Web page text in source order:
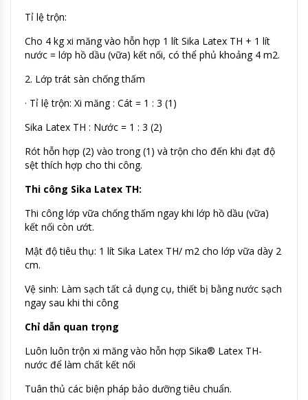
Tỉ lệ trộn:
Cho 4 kg xi măng vào hỗn hợp 1 lít Sika Latex TH + 1 lít
nước = lớp hồ dầu (vữa) kết nối, có thể phủ khoảng 4 m2.
2. Lớp trát sàn chống thấm
· Tỉ lệ trộn: Xi măng : Cát = 1 : 3 (1)
Sika Latex TH : Nước = 1 : 3 (2)
Rót hỗn hợp (2) vào trong (1) và trộn cho đến khi đạt độ
sệt thích hợp cho thi công.
Thi công Sika Latex TH:
Thi công lớp vữa chống thấm ngay khi lớp hồ dầu (vữa)
kết nối còn ướt.
Mật độ tiêu thụ: 1 lít Sika Latex TH/ m2 cho lớp vữa dày 2
cm.
Vệ sinh: Làm sạch tất cả dụng cụ, thiết bị bằng nước sạch
ngay sau khi thi công
Chỉ dẫn quan trọng
Luôn luôn trộn xi măng vào hỗn hợp Sika® Latex TH-
nước để làm chất kết nối
Tuân thủ các biện pháp bảo dưỡng tiêu chuẩn.